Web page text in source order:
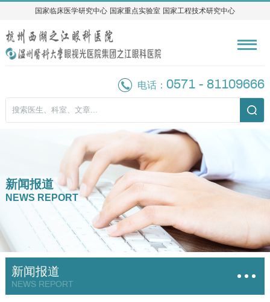
国家临床医学研究中心 国家重点实验室 国家工程技术研究中心
国家临床医学研究中心 国家重点实验室 国家工程技术研究中心
电话：0571 - 81109666
新闻报道
NEWS REPORT
新闻报道
NEWS REPORT